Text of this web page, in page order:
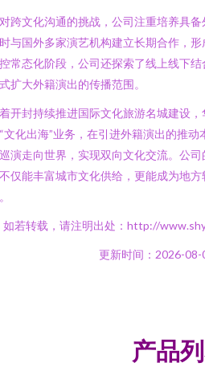
跨文化沟通的挑战，公司注重培养具
与国外多家演艺机构建立长期合作，
常态化阶段，公司还探索了线上线下
扩大外籍演出的传播范围。
开封持续推进国际文化旅游名城建设
文化出海”业务，在引进外籍演出的推
演走向世界，实现双向文化交流。公
仅能丰富城市文化供给，更能成为地
如若转载，请注明出处：http://
更新时间：2026-08-
产品